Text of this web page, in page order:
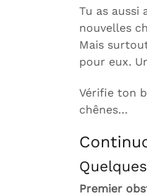
Tu as aussi
nouvelles
Mais
pour eux.
Vérifie ton
chênes…
Premier